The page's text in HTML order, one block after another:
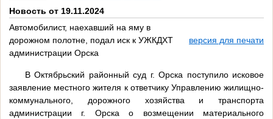
Новость от 19.11.2024
Автомобилист, наехавший на яму в
дорожном полотне, подал иск к УЖКДХТ
администрации Орска
версия для печати
В Октябрьский районный суд г. Орска поступило исковое
заявление местного жителя к ответчику Управлению жилищно-
коммунального, дорожного хозяйства и транспорта
администрации г. Орска о возмещении материального